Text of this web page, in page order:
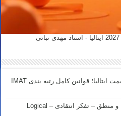
نحوه رتبه بندی داوطلبان در آزمون آیمت ایتالیا؛ قوانین کامل رتبه بندی IMAT
نمونه سوالات آیمت ایتالیا – استدلال و منطق – تفکر انتقادی – Logical